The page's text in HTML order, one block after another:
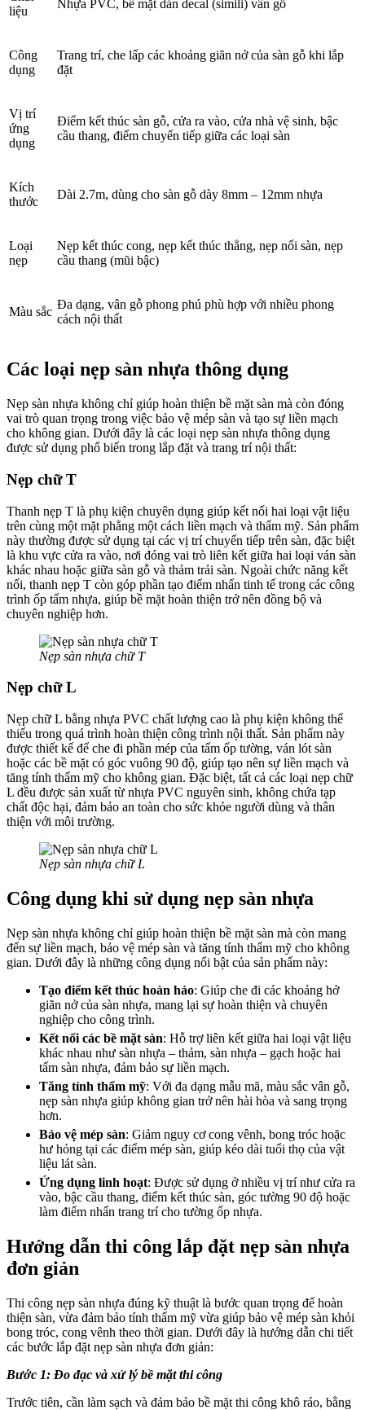
liệu
Nhựa PVC, bề mặt dán decal (simili) vân gỗ
Công
dụng
Trang trí, che lấp các khoảng giãn nở của sàn gỗ khi lắp
đặt
Vị trí
ứng
dụng
Điểm kết thúc sàn gỗ, cửa ra vào, cửa nhà vệ sinh, bậc
cầu thang, điểm chuyển tiếp giữa các loại sàn
Kích
thước
Dài 2.7m, dùng cho sàn gỗ dày 8mm – 12mm nhựa
Loại
nẹp
Nẹp kết thúc cong, nẹp kết thúc thẳng, nẹp nối sàn, nẹp
cầu thang (mũi bậc)
Màu sắc
Đa dạng, vân gỗ phong phú phù hợp với nhiều phong
cách nội thất
Các loại nẹp sàn nhựa thông dụng
Nẹp sàn nhựa không chỉ giúp hoàn thiện bề mặt sàn mà còn đóng
vai trò quan trọng trong việc bảo vệ mép sàn và tạo sự liền mạch
cho không gian. Dưới đây là các loại nẹp sàn nhựa thông dụng
được sử dụng phổ biến trong lắp đặt và trang trí nội thất:
Nẹp chữ T
Thanh nẹp T là phụ kiện chuyên dụng giúp kết nối hai loại vật liệu
trên cùng một mặt phẳng một cách liền mạch và thẩm mỹ. Sản phẩm
này thường được sử dụng tại các vị trí chuyển tiếp trên sàn, đặc biệt
là khu vực cửa ra vào, nơi đóng vai trò liên kết giữa hai loại ván sàn
khác nhau hoặc giữa sàn gỗ và thảm trải sàn. Ngoài chức năng kết
nối, thanh nẹp T còn góp phần tạo điểm nhấn tinh tế trong các công
trình ốp tấm nhựa, giúp bề mặt hoàn thiện trở nên đồng bộ và
chuyên nghiệp hơn.
Nẹp sàn nhựa chữ T
Nẹp chữ L
Nẹp chữ L bằng nhựa PVC chất lượng cao là phụ kiện không thể
thiếu trong quá trình hoàn thiện công trình nội thất. Sản phẩm này
được thiết kế để che đi phần mép của tấm ốp tường, ván lót sàn
hoặc các bề mặt có góc vuông 90 độ, giúp tạo nên sự liền mạch và
tăng tính thẩm mỹ cho không gian. Đặc biệt, tất cả các loại nẹp chữ
L đều được sản xuất từ nhựa PVC nguyên sinh, không chứa tạp
chất độc hại, đảm bảo an toàn cho sức khỏe người dùng và thân
thiện với môi trường.
Nẹp sàn nhựa chữ L
Công dụng khi sử dụng nẹp sàn nhựa
Nẹp sàn nhựa không chỉ giúp hoàn thiện bề mặt sàn mà còn mang
đến sự liền mạch, bảo vệ mép sàn và tăng tính thẩm mỹ cho không
gian. Dưới đây là những công dụng nổi bật của sản phẩm này:
Tạo điểm kết thúc hoàn hảo: Giúp che đi các khoảng hở
giãn nở của sàn nhựa, mang lại sự hoàn thiện và chuyên
nghiệp cho công trình.
Kết nối các bề mặt sàn: Hỗ trợ liên kết giữa hai loại vật liệu
khác nhau như sàn nhựa – thảm, sàn nhựa – gạch hoặc hai
tấm sàn nhựa, đảm bảo sự liền mạch.
Tăng tính thẩm mỹ: Với đa dạng mẫu mã, màu sắc vân gỗ,
nẹp sàn nhựa giúp không gian trở nên hài hòa và sang trọng
hơn.
Bảo vệ mép sàn: Giảm nguy cơ cong vênh, bong tróc hoặc
hư hỏng tại các điểm mép sàn, giúp kéo dài tuổi thọ của vật
liệu lát sàn.
Ứng dụng linh hoạt: Được sử dụng ở nhiều vị trí như cửa ra
vào, bậc cầu thang, điểm kết thúc sàn, góc tường 90 độ hoặc
làm điểm nhấn trang trí cho tường ốp nhựa.
Hướng dẫn thi công lắp đặt nẹp sàn nhựa
đơn giản
Thi công nẹp sàn nhựa đúng kỹ thuật là bước quan trọng để hoàn
thiện sàn, vừa đảm bảo tính thẩm mỹ vừa giúp bảo vệ mép sàn khỏi
bong tróc, cong vênh theo thời gian. Dưới đây là hướng dẫn chi tiết
các bước lắp đặt nẹp sàn nhựa đơn giản:
Bước 1: Đo đạc và xử lý bề mặt thi công
Trước tiên, cần làm sạch và đảm bảo bề mặt thi công khô ráo, bằng